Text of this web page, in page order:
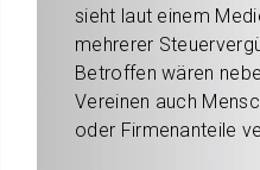
sieht laut einem
mehrerer
Betroffen wären
Vereinen auch
oder Firmenanteile